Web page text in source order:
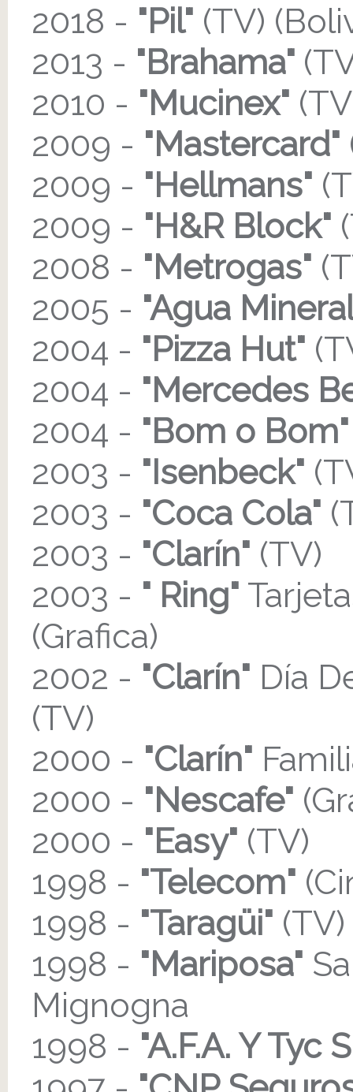
2018 - "Pil" (TV)
2013 - "Brahama"
2010 - "Mucinex"
2009 - "Mastercard"
2009 - "Hellmans"
2009 - "H&R Block"
2008 - "Metrogas"
2005 - "Agua
2004 - "Pizza Hut"
2004 - "Mercedes
2004 - "Bom o Bom"
2003 - "Isenbeck"
2003 - "Coca Cola"
2003 - "Clarín" (TV)
2003 - " Ring"
(Grafica)
2002 - "Clarín" Día
(TV)
2000 - "Clarín"
2000 - "Nescafe"
2000 - "Easy" (TV)
1998 - "Telecom"
1998 - "Taragüi"
1998 - "Mariposa"
Mignogna
1998 - "A.F.A. Y Tyc